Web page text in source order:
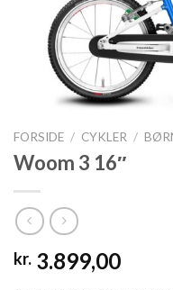
FORSIDE / CYKLER /
Woom 3 16″
kr. 3.899,00